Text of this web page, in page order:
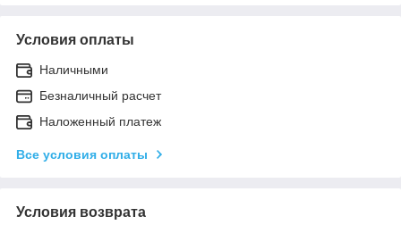
Условия оплаты
Наличными
Безналичный расчет
Наложенный платеж
Все условия оплаты
Условия возврата